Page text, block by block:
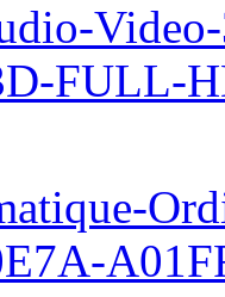
FULL-